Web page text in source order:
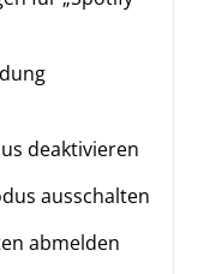
deaktivieren
ausschalten
abmelden